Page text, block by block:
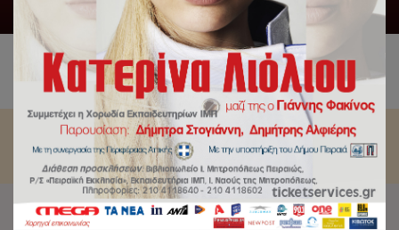
Αρχική Μηνύματα Σεβασμιωτάτου / Μήνυμα του
Σεβασμιωτάτου Μητροπολίτου Πειραιώς κ.Σεραφείμ για το
Συλλαλητήριο της Μακεδονίας